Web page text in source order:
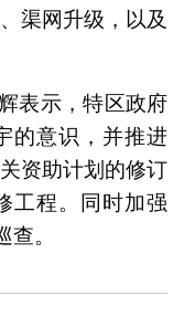
渠网升级，以及
表示，特区政府
的意识，并推进
资助计划的修订
工程。同时加强
。